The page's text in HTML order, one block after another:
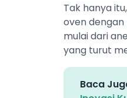
Tak hanya
oven
mulai dari
yang turut
Baca